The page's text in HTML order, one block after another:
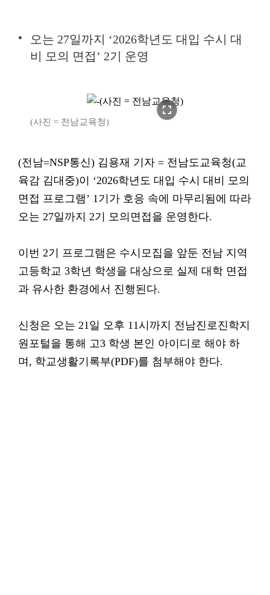
오는 27일까지 ‘2026학년도 대입 수시 대
비 모의 면접’ 2기 운영
fullscreen
(사진 = 전남교육청)
(전남=NSP통신) 김용재 기자 = 전남도교육청(교
육감 김대중)이 ‘2026학년도 대입 수시 대비 모의
면접 프로그램’ 1기가 호응 속에 마무리됨에 따라
오는 27일까지 2기 모의면접을 운영한다.
이번 2기 프로그램은 수시모집을 앞둔 전남 지역
고등학교 3학년 학생을 대상으로 실제 대학 면접
과 유사한 환경에서 진행된다.
신청은 오는 21일 오후 11시까지 전남진로진학지
원포털을 통해 고3 학생 본인 아이디로 해야 하
며, 학교생활기록부(PDF)를 첨부해야 한다.